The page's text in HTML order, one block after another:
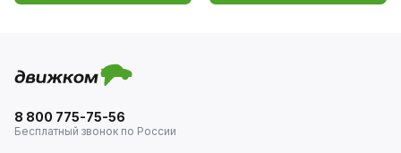
8 800 775-75-56
Бесплатный звонок по России